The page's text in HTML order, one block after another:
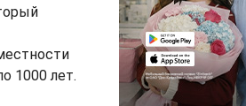
1000 лет.